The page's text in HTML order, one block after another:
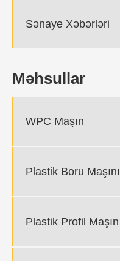
Sənaye Xəbərləri
Məhsullar
WPC Maşın
Plastik Boru Maşını
Plastik Profil Maşın